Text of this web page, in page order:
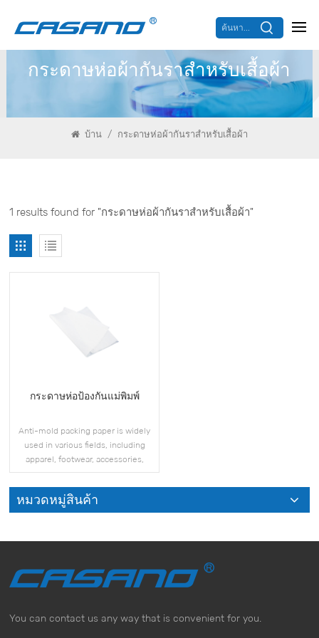
ค้นหา...
กระดาษห่อผ้ากันราสำหรับเสื้อผ้า
บ้าน / กระดาษห่อผ้ากันราสำหรับเสื้อผ้า
1 results found for "กระดาษห่อผ้ากันราสำหรับเสื้อผ้า"
กระดาษห่อป้องกันแม่พิมพ์
Anti-mold packing paper is widely
used in various fields, including
apparel, footwear, accessories,
electronics, and more.
หมวดหมู่สินค้า
You can contact us any way that is convenient for you.